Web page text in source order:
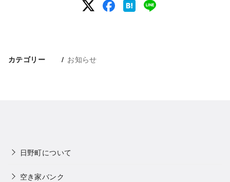
カテゴリー お知らせ
日野町について
空き家バンク